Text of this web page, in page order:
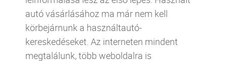
autó vásárlásához ma már nem kell
körbejárnunk a használtautó-
kereskedéseket. Az interneten mindent
megtalálunk, több weboldalra is